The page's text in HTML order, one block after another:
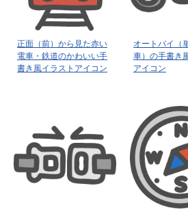
正面（前）から見た赤い
電車・鉄道のかわいい手
書き風イラストアイコン
オートバイ（
車）の手書き
アイコン